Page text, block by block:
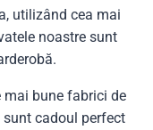
utilizând cea mai
noastre sunt
mai bune fabrici de
sunt cadoul perfect